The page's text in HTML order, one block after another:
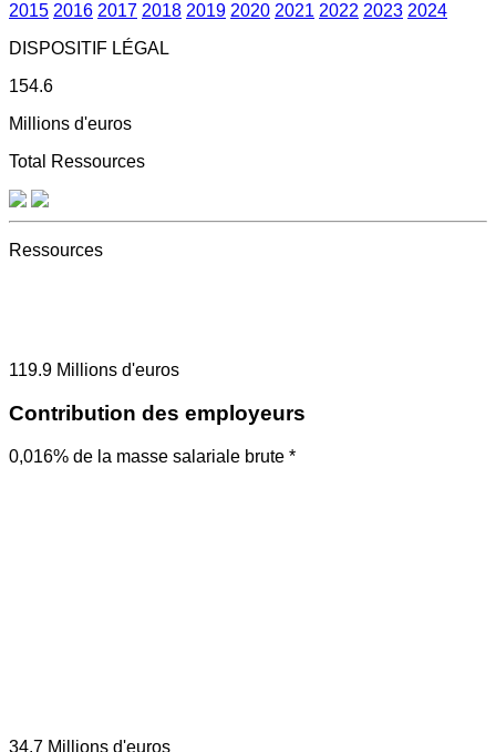
2015 2016 2017 2018 2019 2020 2021 2022 2023 2024
DISPOSITIF LÉGAL
154.6
Millions d'euros
Total Ressources
Ressources
119.9 Millions d'euros
Contribution des employeurs
0,016% de la masse salariale brute *
34.7 Millions d'euros